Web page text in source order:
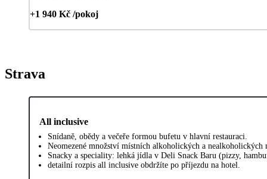
+1 940 Kč /pokoj
Strava
All inclusive
Snídaně, obědy a večeře formou bufetu v hlavní restauraci.
Neomezené množství místních alkoholických a nealkoholických
Snacky a speciality: lehká jídla v Deli Snack Baru (pizzy,
detailní rozpis all inclusive obdržíte po příjezdu na hotel.